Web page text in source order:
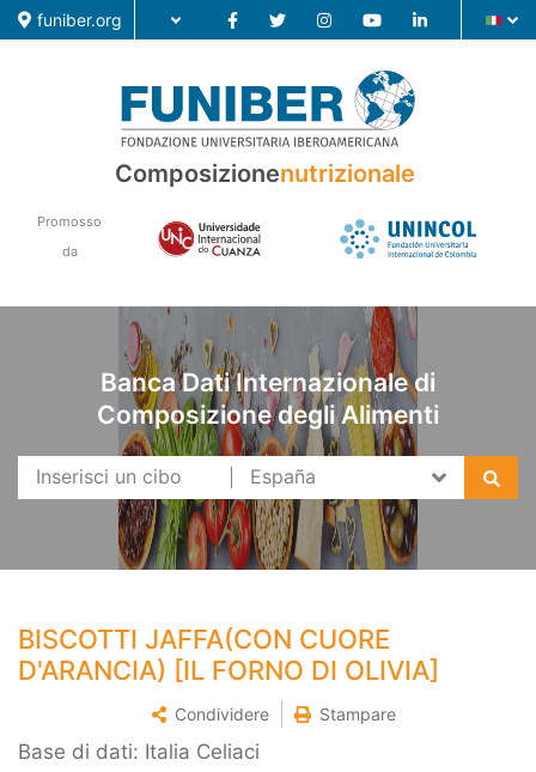
funiber.org
Composizione nutrizionale
Ricerca
Composizionenutrizionale
Promosso
da
Banca Dati Internazionale di
Composizione degli Alimenti
BISCOTTI JAFFA(CON CUORE
D'ARANCIA) [IL FORNO DI OLIVIA]
Condividere Stampare
Base di dati: Italia Celiaci